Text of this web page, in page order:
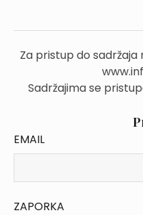
Za pristup do
Sadržajima se
EMAIL
ZAPORKA